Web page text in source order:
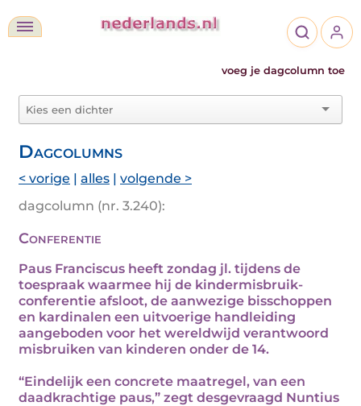
voeg je dagcolumn toe
Dagcolumns
< vorige | alles | volgende >
dagcolumn (nr. 3.240):
Conferentie
Paus Franciscus heeft zondag jl. tijdens de
toespraak waarmee hij de kindermisbruik-
conferentie afsloot, de aanwezige bisschoppen
en kardinalen een uitvoerige handleiding
aangeboden voor het wereldwijd verantwoord
misbruiken van kinderen onder de 14.
“Eindelijk een concrete maatregel, van een
daadkrachtige paus,” zegt desgevraagd Nuntius